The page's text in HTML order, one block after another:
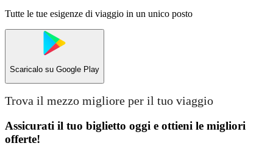
Tutte le tue esigenze di viaggio in un unico posto
Scaricalo su Google Play
Trova il mezzo migliore per il tuo viaggio
Assicurati il ​​tuo biglietto oggi e ottieni le migliori
offerte!